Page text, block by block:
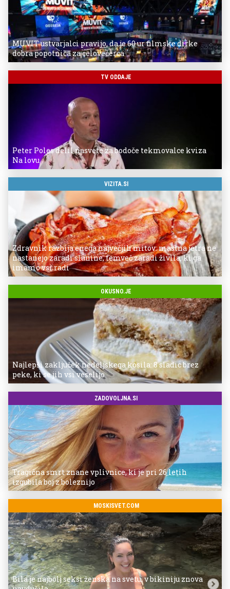
MUVIT ustvarjalci pravijo, da je 60 ur filmske dirke
dobra popotnica za celovečerca
TV ODDAJE
Peter Poles delil nasvete za bodoče tekmovalce kviza
Na lovu
VIZITA.SI
Zdravnik razbija enega največjih mitov: mastna jetra ne
nastanejo zaradi slanine, temveč zaradi živila, ki ga
imamo vsi radi
OKUSNO.JE
Najlepši zaključek nedeljskega kosila: 8 sladic brez
peke, ki se jih vsi veselijo
ZADOVOLJNA.SI
Tragična smrt znane vplivnice, ki je pri 26 letih
izgubila boj z boleznijo
MOSKISVET.COM
Bila je najbolj seksi ženska na svetu, v bikiniju znova